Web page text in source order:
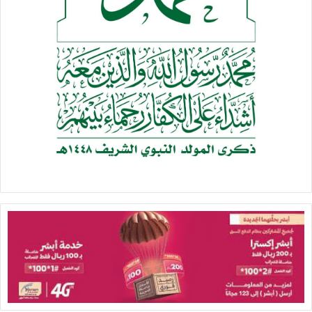
كما وردت الأنباء من داخل السعودية فإن صفارات الإنذار ستنطلق
الخميس 10 مايو الحالي بشكل تجريبي في الرياض والمنطقة
الشرقية، لكنها بالتأكيد ستسمع مجددا بعد ذلك بصورة مستمرة
كلما استمرت السعودية في سياستها وعدوانها على اليمن.